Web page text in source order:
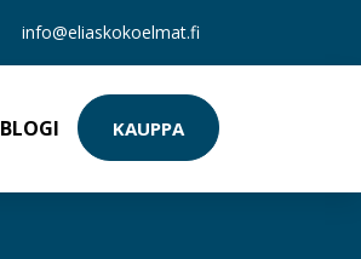
info@eliaskokoelmat.fi
BLOGI KAUPPA